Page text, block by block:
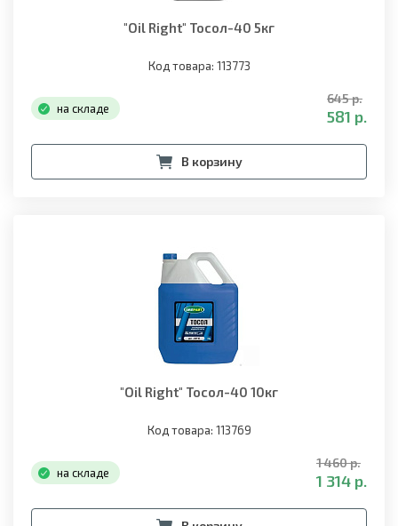
"Oil Right" Тосол-40 5кг
Код товара: 113773
на складе
645 р.
581 р.
В корзину
"Oil Right" Тосол-40 10кг
Код товара: 113769
на складе
1 460 р.
1 314 р.